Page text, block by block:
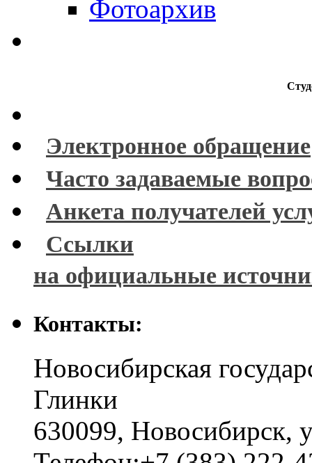
Фотоархив
Электронное обращение
Часто задаваемые
Анкета получателей
Ссылки
на официальные
Контакты:
Новосибирская
Глинки
630099, Новосибирск,